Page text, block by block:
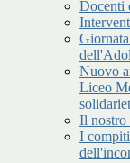
Docenti
Nuovo
Liceo
Il nostro
I